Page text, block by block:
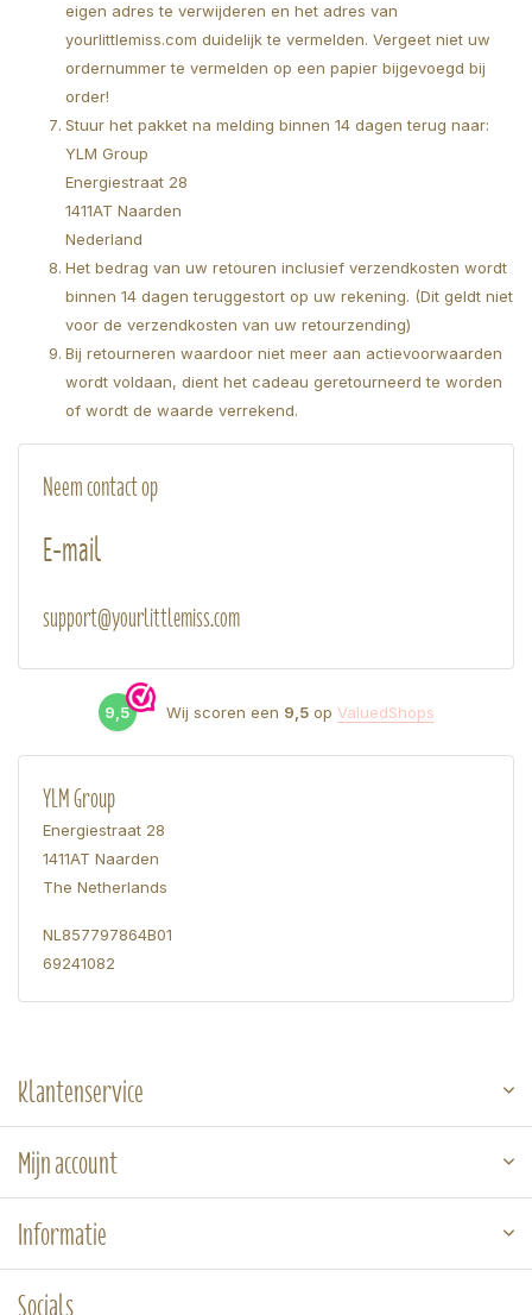
eigen adres te verwijderen en het adres van
yourlittlemiss.com duidelijk te vermelden. Vergeet niet uw
ordernummer te vermelden op een papier bijgevoegd bij
order!
Stuur het pakket na melding binnen 14 dagen terug naar:
YLM Group
Energiestraat 28
1411AT Naarden
Nederland
Het bedrag van uw retouren inclusief verzendkosten wordt
binnen 14 dagen teruggestort op uw rekening. (Dit geldt niet
voor de verzendkosten van uw retourzending)
Bij retourneren waardoor niet meer aan actievoorwaarden
wordt voldaan, dient het cadeau geretourneerd te worden
of wordt de waarde verrekend.
Neem contact op
E-mail
support@yourlittlemiss.com
9,5 Wij scoren een 9,5op ValuedShops
YLM Group
Energiestraat 28
1411AT Naarden
The Netherlands
NL857797864B01
69241082
Klantenservice
Mijn account
Informatie